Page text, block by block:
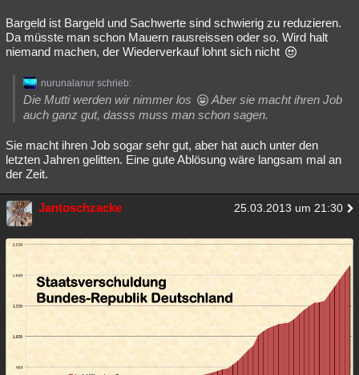
Bargeld ist Bargeld und Sachwerte sind schwierig zu reduzieren.
Da müsste man schon Mauern rausreissen oder so. Wird halt
niemand machen, der Wiederverkauf lohnt sich nicht
nurunalanur schrieb:
Die Mutti werden wir nimmer los
Aber sie macht ihren Job
auch ganz gut, dasss muss man schon sagen.
Sie macht ihren Job sogar sehr gut, aber hat auch unter den
letzten Jahren gelitten. Eine gute Ablösung wäre langsam mal an
der Zeit.
Jantoschzacke 25.03.2013 um 21:30